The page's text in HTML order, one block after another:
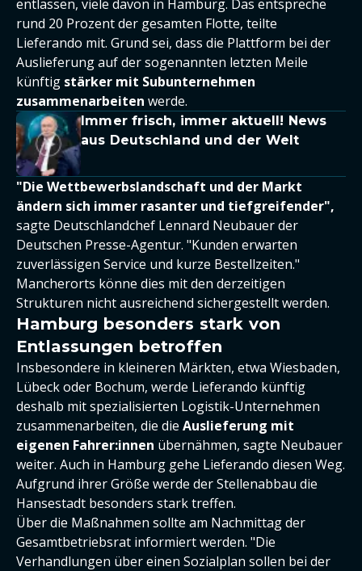
entlassen, viele davon in Hamburg. Das entspreche
rund 20 Prozent der gesamten Flotte, teilte
Lieferando mit. Grund sei, dass die Plattform bei der
Auslieferung auf der sogenannten letzten Meile
künftig stärker mit Subunternehmen
zusammenarbeiten werde.
Immer frisch, immer aktuell! News
aus Deutschland und der Welt
"Die Wettbewerbslandschaft und der Markt
ändern sich immer rasanter und tiefgreifender",
sagte Deutschlandchef Lennard Neubauer der
Deutschen Presse-Agentur. "Kunden erwarten
zuverlässigen Service und kurze Bestellzeiten."
Mancherorts könne dies mit den derzeitigen
Strukturen nicht ausreichend sichergestellt werden.
Hamburg besonders stark von
Entlassungen betroffen
Insbesondere in kleineren Märkten, etwa Wiesbaden,
Lübeck oder Bochum, werde Lieferando künftig
deshalb mit spezialisierten Logistik-Unternehmen
zusammenarbeiten, die die Auslieferung mit
eigenen Fahrer:innen übernähmen, sagte Neubauer
weiter. Auch in Hamburg gehe Lieferando diesen Weg.
Aufgrund ihrer Größe werde der Stellenabbau die
Hansestadt besonders stark treffen.
Über die Maßnahmen sollte am Nachmittag der
Gesamtbetriebsrat informiert werden. "Die
Verhandlungen über einen Sozialplan sollen bei der